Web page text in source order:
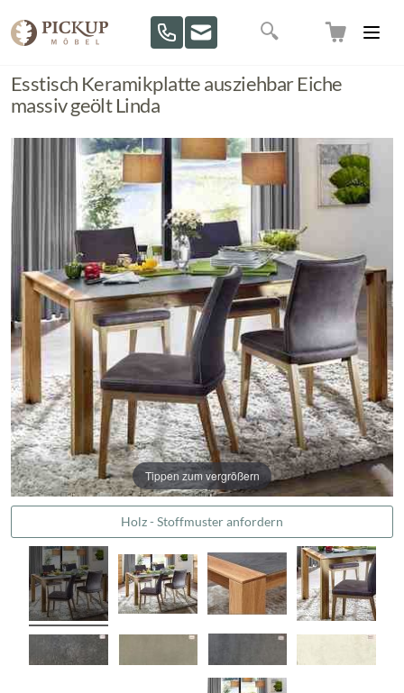
Suche
Esstisch Keramikplatte ausziehbar Eiche
massiv geölt Linda
Tippen zum vergrößern
Holz - Stoffmuster anfordern